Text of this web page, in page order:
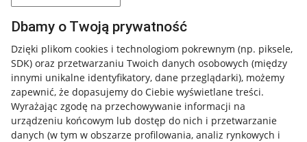
Dbamy o Twoją prywatność
Dzięki plikom cookies i technologiom pokrewnym (np. piksele,
SDK) oraz przetwarzaniu Twoich danych osobowych (między
innymi unikalne identyfikatory, dane przeglądarki), możemy
zapewnić, że dopasujemy do Ciebie wyświetlane treści.
Wyrażając zgodę na przechowywanie informacji na
urządzeniu końcowym lub dostęp do nich i przetwarzanie
danych (w tym w obszarze profilowania, analiz rynkowych i